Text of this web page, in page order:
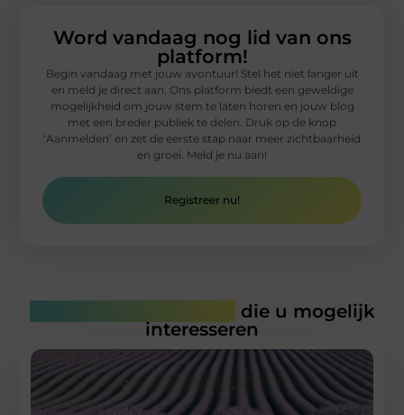
Word vandaag nog lid van ons
platform!
Begin vandaag met jouw avontuur! Stel het niet langer uit
en meld je direct aan. Ons platform biedt een geweldige
mogelijkheid om jouw stem te laten horen en jouw blog
met een breder publiek te delen. Druk op de knop
‘Aanmelden’ en zet de eerste stap naar meer zichtbaarheid
en groei. Meld je nu aan!
Registreer nu!
die u mogelijk
interesseren